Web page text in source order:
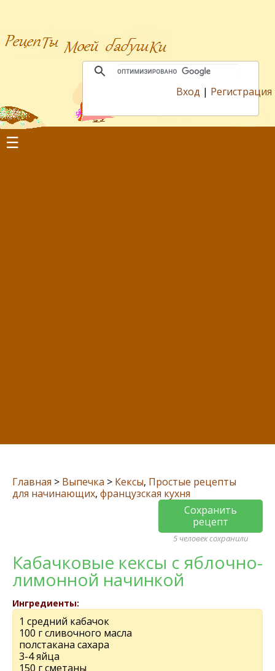
Вход | Регистрация
☰
Главная > Выпечка > Кексы, Простые рецепты
для начинающих, французская кухня
Сохранить
рецепт
5 человек сохранили
Кабачковые кексы с яблочно-
лимонной начинкой
Ингредиенты:
1 средний кабачок
100 г сливочного масла
полстакана сахара
3-4 яйца
150 г сметаны